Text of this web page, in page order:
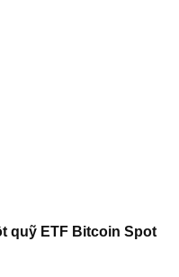
quỹ ETF Bitcoin Spot